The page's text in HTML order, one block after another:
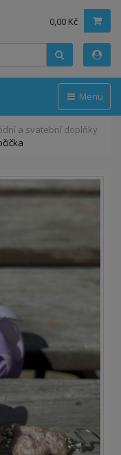
0,00 Kč
Menu
a svatební doplňky